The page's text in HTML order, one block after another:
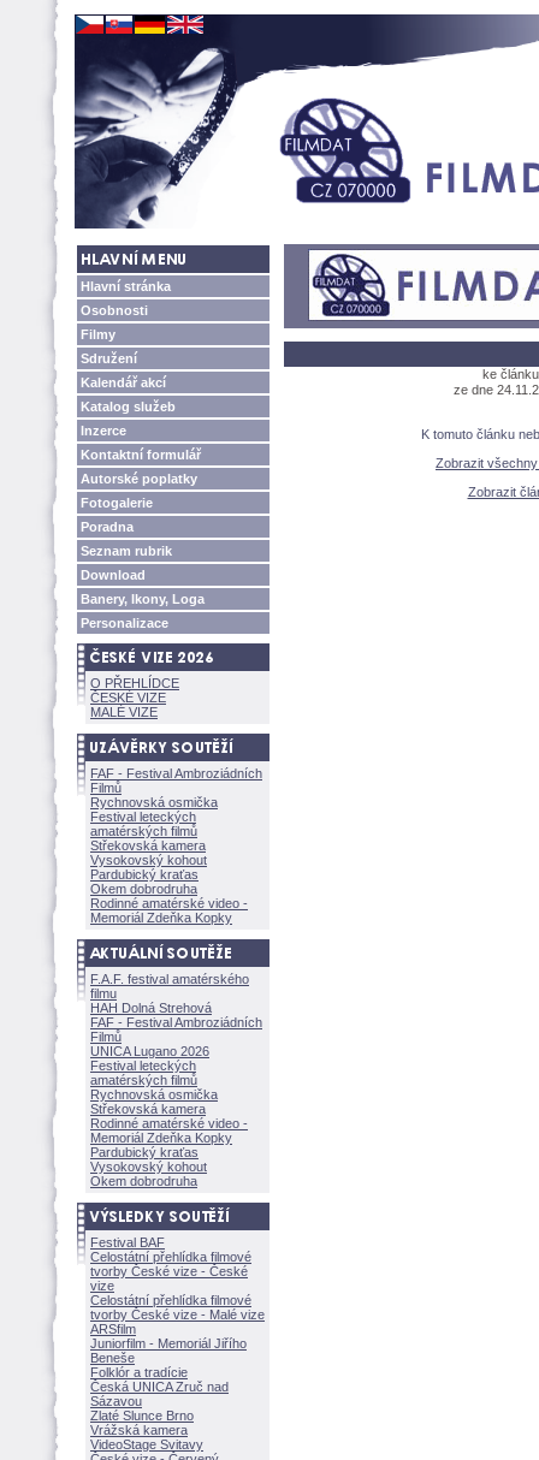
Hlavní stránka
Osobnosti
Filmy
Sdružení
Kalendář akcí
Katalog služeb
Inzerce
Kontaktní formulář
Autorské poplatky
Fotogalerie
Poradna
Seznam rubrik
Download
Banery, Ikony, Loga
Personalizace
O PŘEHLÍDCE
ČESKÉ VIZE
MALÉ VIZE
FAF - Festival Ambroziádních
Filmů
Rychnovská osmička
Festival leteckých
amatérských filmů
Střekovská kamera
Vysokovský kohout
Pardubický kraťas
Okem dobrodruha
Rodinné amatérské video -
Memoriál Zdeňka Kopky
F.A.F. festival amatérského
filmu
HAH Dolná Strehov
FAF - Festival Ambroziádních
Filmů
UNICA Lugano 2026
Festival leteckých
amatérských filmů
Rychnovská osmička
Střekovská kamera
Rodinné amatérské video -
Memoriál Zdeňka Kopky
Pardubický kraťas
Vysokovský kohout
Okem dobrodruha
Festival BAF
Celostátní přehlídka filmové
tvorby České vize - České
vize
Celostátní přehlídka filmové
tvorby České vize - Malé vize
ARSfilm
Juniorfilm - Memoriál Jiřího
Beneše
Folklór a tradície
Česká UNICA Zruč nad
Sázavou
Zlaté Slunce Brno
Vrážská kamera
VideoStage Svitavy
ke
ze dne
K tomuto článku
Zobrazit
Zobrazit